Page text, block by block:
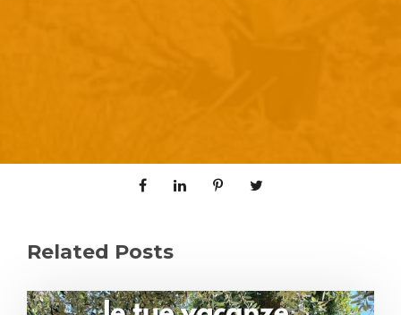
Related Posts